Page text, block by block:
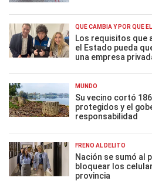
QUÉ CAMBIA Y POR QUÉ
Los requisitos que
el Estado pueda
una empresa
MUNDO
Su vecino cortó
protegidos y el
responsabilidad
FRENO AL DELITO
Nación se sumó al
bloquear los
provincia